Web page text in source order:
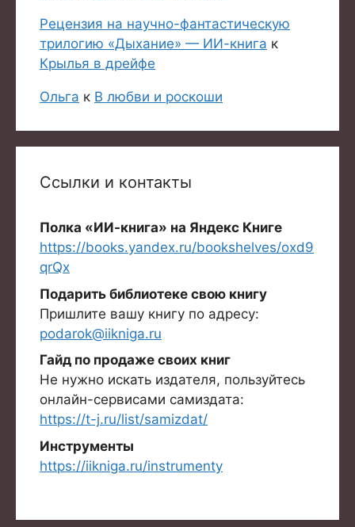
Рецензия на научно-фантастическую
трилогию «Дыхание» — ИИ-книга к
Крылья в дрейфе
Ольга к В любви и роскоши
Ссылки и контакты
Полка «ИИ-книга» на Яндекс Книге
https://books.yandex.ru/bookshelves/oxd9
qrQx
Подарить библиотеке свою книгу
Пришлите вашу книгу по адресу:
podarok@iikniga.ru
Гайд по продаже своих книг
Не нужно искать издателя, пользуйтесь
онлайн-сервисами самиздата:
https://t-j.ru/list/samizdat/
Инструменты
https://iikniga.ru/instrumenty